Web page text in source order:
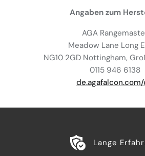
Angaben zum
AGA
Meadow Lane Long
NG10 2GD Nottingham,
0115 946 6138
Lange